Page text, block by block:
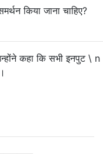
किया जाना चाहिए?
कहा कि सभी इनपुट \ n